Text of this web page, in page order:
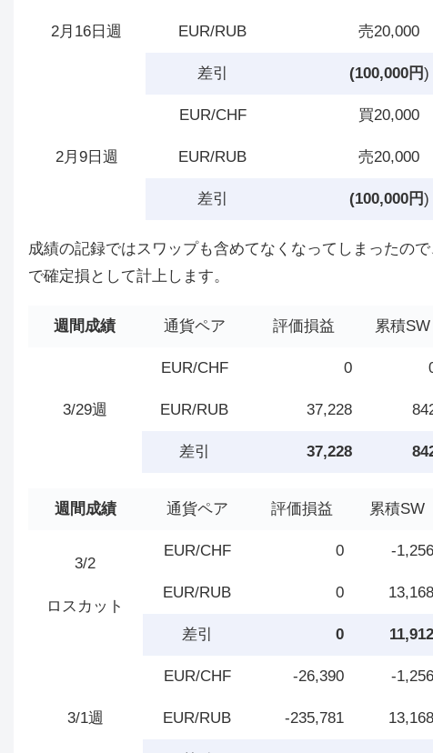
2月16日週 EUR/RUB 売20,000
差引 (100,000円)
2月9日週
EUR/CHF 買20,000
EUR/RUB 売20,000
差引 (100,000円)
成績の記録ではスワップも含めてなくなってしまったの
で確定損として計上します。
週間成績 通貨ペア 評価損益 累積SW
3/29週
EUR/CHF 0
EUR/RUB 37,228
差引 37,228
週間成績 通貨ペア 評価損益 累積SW
3/2
ロスカット
EUR/CHF 0 -1,256
EUR/RUB 0 13,168
差引 0 11,912
3/1週
EUR/CHF -26,390 -1,256
EUR/RUB -235,781 13,168